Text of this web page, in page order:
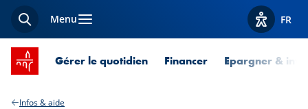
Recherche
Menu Afficher
FR
Accueil SPUERKEESS
Gérer le quotidien Financer Epargner &
Infos & aide